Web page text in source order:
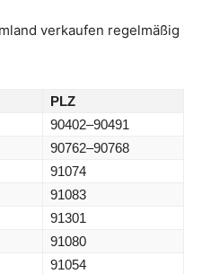
verkaufen regelmäßig
PLZ
90402–90491
90762–90768
91074
91083
91301
91080
91054